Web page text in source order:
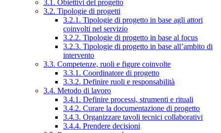
3.1. Obiettivi del progetto
3.2. Tipologie di progetti
3.2.1. Tipologie di progetto in base agli attori
coinvolti nel servizio
3.2.2. Tipologie di progetto in base al focus
3.2.3. Tipologie di progetto in base all’ambito di
intervento
3.3. Competenze, ruoli e figure coinvolte
3.3.1. Coordinatore di progetto
3.3.2. Definire ruoli e responsabilità
3.4. Metodo di lavoro
3.4.1. Definire processi, strumenti e rituali
3.4.2. Curare la documentazione di progetto
3.4.3. Organizzare tavoli tecnici collaborativi
3.4.4. Prendere decisioni